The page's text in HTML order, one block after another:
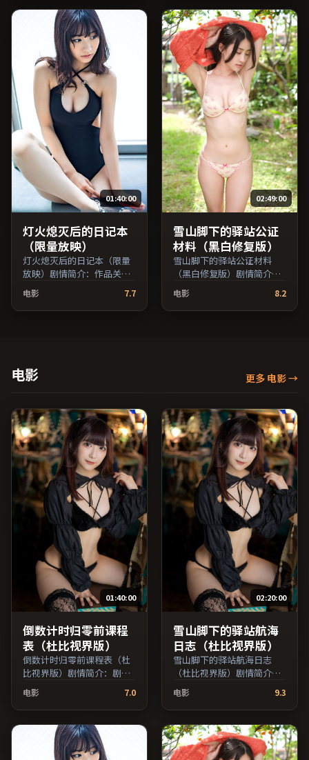
美、秦昊等主演，中国台湾
出品，历史类型，2018年上
映 / 2018年7月28日于中国台
湾地区院线首映，网络平台
同步更新片源。适合希望获
得情感共鸣与现实思考的观
众在线高清观看。（国产影
视资源大全免费条目索引，
支持片名与演员交叉检
索。）
凯、张子枫、凯特·布兰切
特等主演，法国出品，动作
类型，2019年上映 / 2019年
7月6日于法国地区院线首
映，网络平台同步更新片
源。影片信息含剧情简介与
主创阵容，便于检索与比
对。（国产影视资源大全免
费条目索引，支持片名与演
员交叉检索。）
01:40:00
灯火熄灭后的日记本
（限量放映）
灯火熄灭后的日记本（限量
放映）剧情简介：作品关注
质感兼顾院线观感与流媒体
清晰度；由玛嘉·莎塔碧执
线首映，网络平台同步更新
细节。（国产影视资源大全
免费条目索引，支持片名与
演员交叉检索。）
电影 7.7
02:49:00
雪山脚下的驿站公证
材料（黑白修复版）
雪山脚下的驿站公证材料
（黑白修复版）剧情简介：
往返，亲情线与友情线并行
推进；由朴赞郁执导，鲁妮
线首映，网络平台同步更新
一看。（国产影视资源大全
免费条目索引，支持片名与
演员交叉检索。）
电影 8.2
电影 更多 电影→
01:40:00
倒数计时归零前课程
表（杜比视界版）
倒数计时归零前课程表（杜
比视界版）剧情简介：剧情
术与场景还原了特定年代质
感；由林超贤执导，孙俪、
役所广司、秦昊等主演，美
国出品，历史类型，2018年
上映 / 2018年2月3日于美国
电影 7.0
02:20:00
雪山脚下的驿站航海
日志（杜比视界版）
雪山脚下的驿站航海日志
（杜比视界版）剧情简介：
开，美术与场景还原了特定
年代质感；由郭帆执导，吴
京、倪妮、汤唯等主演，澳
大利亚出品，战争类型，
2023年上映 / 2023年6月23
电影 9.3